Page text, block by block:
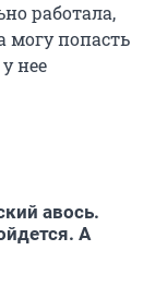
работала,
могу попасть
нее
авось.
А